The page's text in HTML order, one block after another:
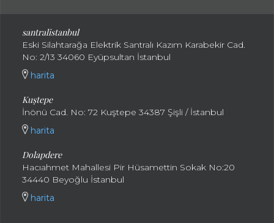
santralistanbul
Eski Silahtarağa Elektrik Santralı Kazım Karabekir Cad.
No: 2/13 34060 Eyüpsultan İstanbul
harita
Kuştepe
İnönü Cad. No: 72 Kuştepe 34387 Şişli / İstanbul
harita
Dolapdere
Hacıahmet Mahallesi Pir Hüsamettin Sokak No:20
34440 Beyoğlu İstanbul
harita